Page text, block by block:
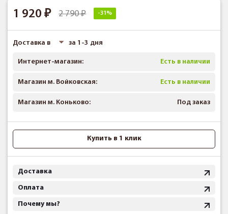
1 920 2 790 -31%
Доставка в за 1-3 дня
Интернет-магазин: Есть в наличии
Магазин м. Войковская: Есть в наличии
Магазин м. Коньково: Под заказ
Купить в 1 клик
Доставка
Оплата
Почему мы?